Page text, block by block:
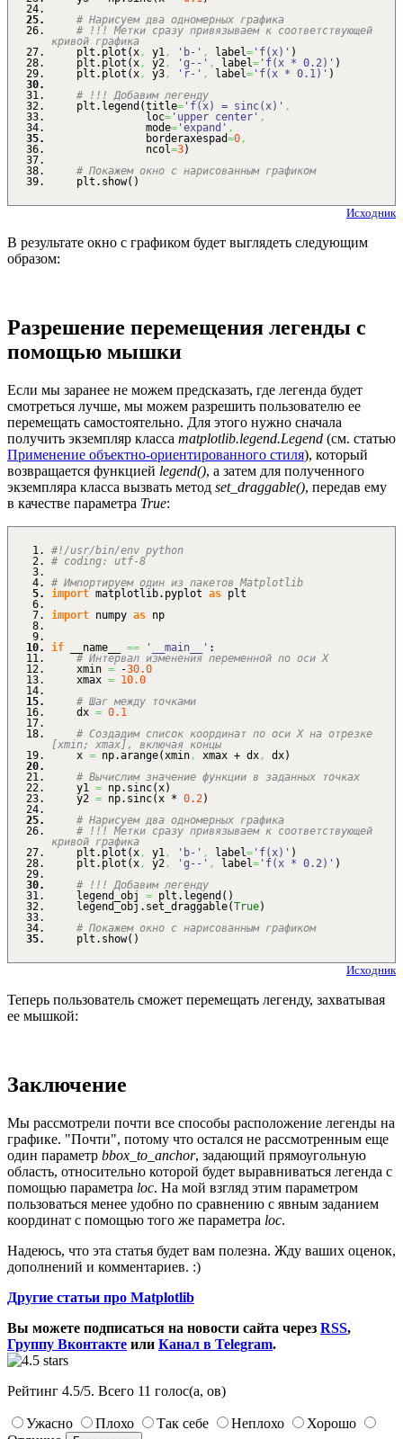
# Нарисуем два одномерных графика
# !!! Метки сразу привязываем к соответствующей
кривой графика
plt. plot (x, y1, 'b-' , label= 'f(x)' )
plt. plot (x, y2, 'g--' , label= 'f(x * 0.2)' )
plt. plot (x, y3, 'r-' , label= 'f(x * 0.1)' )
# !!! Добавим легенду
plt. legend (title= 'f(x) = sinc(x)' ,
loc= 'upper center' ,
mode= 'expand' ,
borderaxespad=0,
ncol=3)
# Покажем окно с нарисованным графиком
plt. show( )
Исходник
В результате окно с графиком будет выглядеть следующим
образом:
Разрешение перемещения легенды с
помощью мышки
Если мы заранее не можем предсказать, где легенда будет
смотреться лучше, мы можем разрешить пользователю ее
перемещать самостоятельно. Для этого нужно сначала
получить экземпляр класса matplotlib.legend.Legend (см. статью
Применение объектно-ориентированного стиля), который
возвращается функцией legend(), а затем для полученного
экземпляра класса вызвать метод set_draggable(), передав ему
в качестве параметра True:
#!/usr/bin/env python
# coding: utf-8
# Импортируем один из пакетов Matplotlib
import matplotlib. pyplot as plt
import numpy as np
if __name__ == '__main__' :
# Интервал изменения переменной по оси X
xmin = -30.0
xmax = 10.0
# Шаг между точками
dx = 0.1
# Создадим список координат по оси X на отрезке
[xmin; xmax], включая концы
x = np.arange(xmin, xmax + dx, dx)
# Вычислим значение функции в заданных точках
y1 = np. sinc(x)
y2 = np. sinc(x * 0.2)
# Нарисуем два одномерных графика
# !!! Метки сразу привязываем к соответствующей
кривой графика
plt. plot (x, y1, 'b-' , label= 'f(x)' )
plt. plot (x, y2, 'g--' , label= 'f(x * 0.2)' )
# !!! Добавим легенду
legend_obj = plt. legend ( )
legend_obj. set_draggable(True)
# Покажем окно с нарисованным графиком
plt. show( )
Исходник
Теперь пользователь сможет перемещать легенду, захватывая
ее мышкой:
Заключение
Мы рассмотрели почти все способы расположение легенды на
графике. "Почти", потому что остался не рассмотренным еще
один параметр bbox_to_anchor, задающий прямоугольную
область, относительно которой будет выравниваться легенда с
помощью параметра loc. На мой взгляд этим параметром
пользоваться менее удобно по сравнению с явным заданием
координат с помощью того же параметра loc.
Надеюсь, что эта статья будет вам полезна. Жду ваших оценок,
дополнений и комментариев. :)
Другие статьи про Matplotlib
Вы можете подписаться на новости сайта через RSS,
Группу Вконтакте или Канал в Telegram.
Рейтинг 4.5/5. Всего 11 голос(а, ов)
Ужасно Плохо Так себе Неплохо
Хорошо